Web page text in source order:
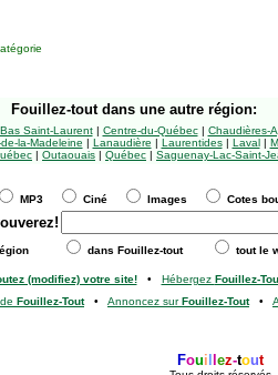
Fouillez-tout dans une autre région:
Bas Saint-Laurent| Centre-du-Québec| Chaudières-
la-Madeleine | Lanaudière | Laurentides| Laval|
| Outaouais | Québec | Saguenay-Lac-Saint-
MP3 Ciné Images Cotes
dans Fouillez-tout tout le
(modifiez) votre site!• Hébergez Fouillez-
Fouillez-Tout• Annoncez surFouillez-Tout•
Foui ez-tout